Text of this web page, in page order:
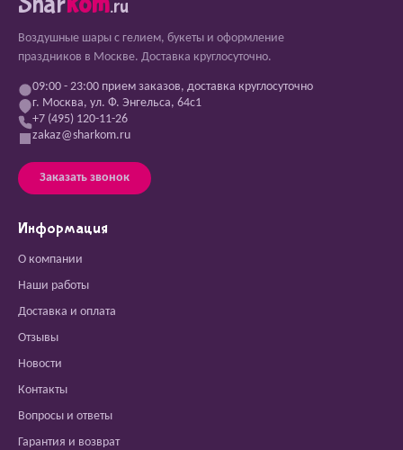
.ru
Воздушные шары с гелием, букеты и оформление
праздников в Москве. Доставка круглосуточно.
09:00 - 23:00 прием заказов, доставка круглосуточно
г. Москва, ул. Ф. Энгельса, 64с1
+7 (495) 120-11-26
zakaz@sharkom.ru
Заказать звонок
Информация
О компании
Наши работы
Доставка и оплата
Отзывы
Новости
Контакты
Вопросы и ответы
Гарантия и возврат